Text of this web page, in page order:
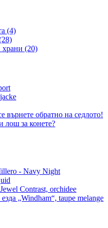
(4)
(20)
върнете обратно на седлото!
лош за конете?
- Navy Night
Contrast, orchidee
„Windham“, taupe melange